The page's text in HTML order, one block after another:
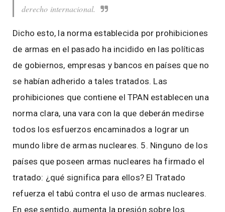
derecho internacional.
Dicho esto, la norma establecida por prohibiciones
de armas en el pasado ha incidido en las políticas
de gobiernos, empresas y bancos en países que no
se habían adherido a tales tratados. Las
prohibiciones que contiene el TPAN establecen una
norma clara, una vara con la que deberán medirse
todos los esfuerzos encaminados a lograr un
mundo libre de armas nucleares. 5. Ninguno de los
países que poseen armas nucleares ha firmado el
tratado: ¿qué significa para ellos? El Tratado
refuerza el tabú contra el uso de armas nucleares.
En ese sentido, aumenta la presión sobre los